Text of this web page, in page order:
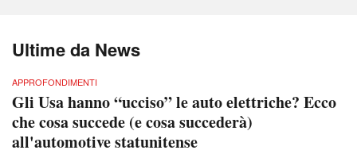
Ultime da News
APPROFONDIMENTI
Gli Usa hanno “ucciso” le auto elettriche? Ecco
che cosa succede (e cosa succederà)
all'automotive statunitense